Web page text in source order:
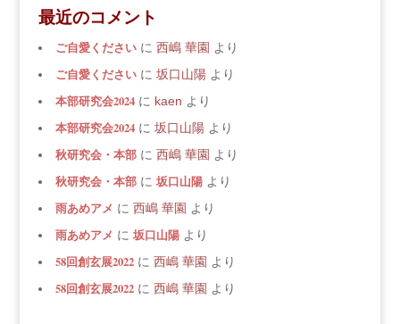
最近のコメント
ご自愛くださいに 西嶋 華園 より
ご自愛くださいに 坂口山陽より
本部研究会2024に kaen より
本部研究会2024に 坂口山陽より
秋研究会・本部に 西嶋 華園 より
秋研究会・本部に 坂口山陽より
雨あめアメ に 西嶋 華園 より
雨あめアメ に 坂口山陽より
58回創玄展2022に 西嶋 華園 より
58回創玄展2022に 西嶋 華園 より